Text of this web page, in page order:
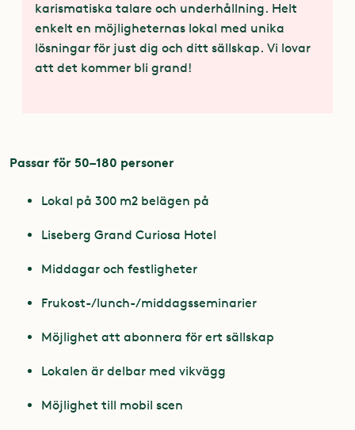
karismatiska talare och underhållning. Helt
enkelt en möjligheternas lokal med unika
lösningar för just dig och ditt sällskap. Vi lovar
att det kommer bli grand!
Passar för 50–180 personer
Lokal på 300 m2 belägen på
Liseberg Grand Curiosa Hotel
Middagar och festligheter
Frukost-/lunch-/middagsseminarier
Möjlighet att abonnera för ert sällskap
Lokalen är delbar med vikvägg
Möjlighet till mobil scen